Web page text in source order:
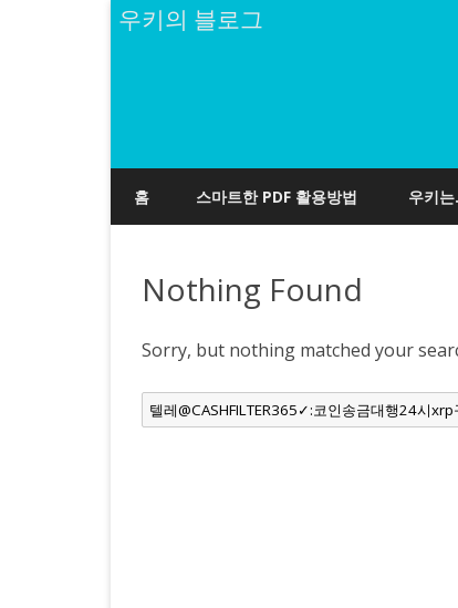
우키의 블로그
홈 스마트한 PDF 활용방법 우키
Nothing Found
Sorry, but nothing matched your
Search
for: